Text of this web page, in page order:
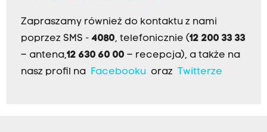
Zapraszamy również do kontaktu z nami
poprzez SMS - 4080, telefonicznie (12 200 33 33
– antena,12 630 60 00 – recepcja), a także na
nasz profil na Facebookuoraz Twitterze